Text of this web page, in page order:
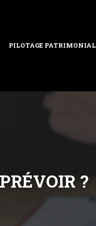
PILOTAGE PATRIMONIAL
?